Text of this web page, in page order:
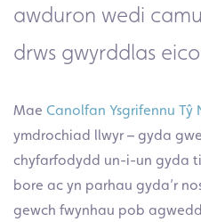
awduron wedi
drws gwyrddlas
Mae Canolfan Ysgrifennu Tŷ
ymdrochiad llwyr – gyda
chyfarfodydd un-i-un gyda
bore ac yn parhau gyda’r
gewch fwynhau pob